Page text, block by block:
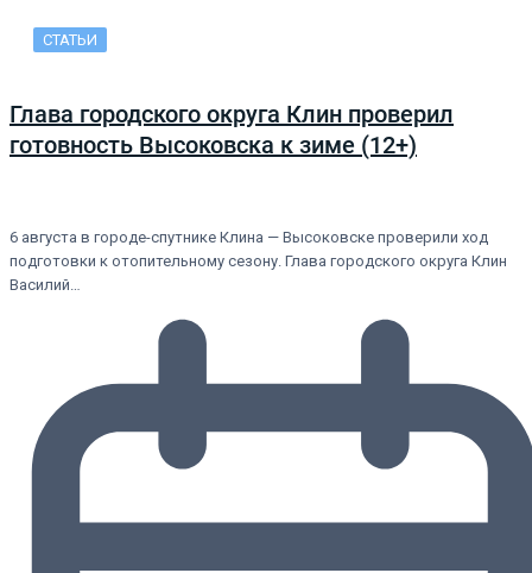
СТАТЬИ
Глава городского округа Клин проверил
готовность Высоковска к зиме (12+)
6 августа в городе-спутнике Клина — Высоковске проверили ход
подготовки к отопительному сезону. Глава городского округа Клин
Василий…